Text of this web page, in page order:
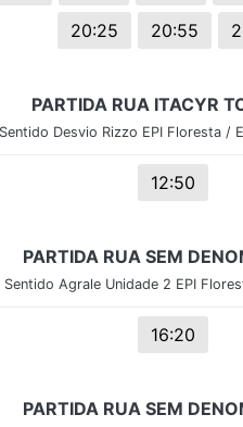
20:25
20:55
PARTIDA RUA ITACYR
Sentido Desvio Rizzo EPI Floresta /
12:50
PARTIDA RUA SEM
Sentido Agrale Unidade 2 EPI
16:20
PARTIDA RUA SEM